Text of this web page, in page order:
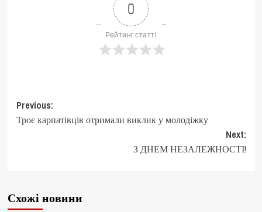
0
Рейтинг статті
Post
navigation
Previous:
Троє карпатівців отримали виклик у молодіжку
Next:
З ДНЕМ НЕЗАЛЕЖНОСТІ!
Схожі новини